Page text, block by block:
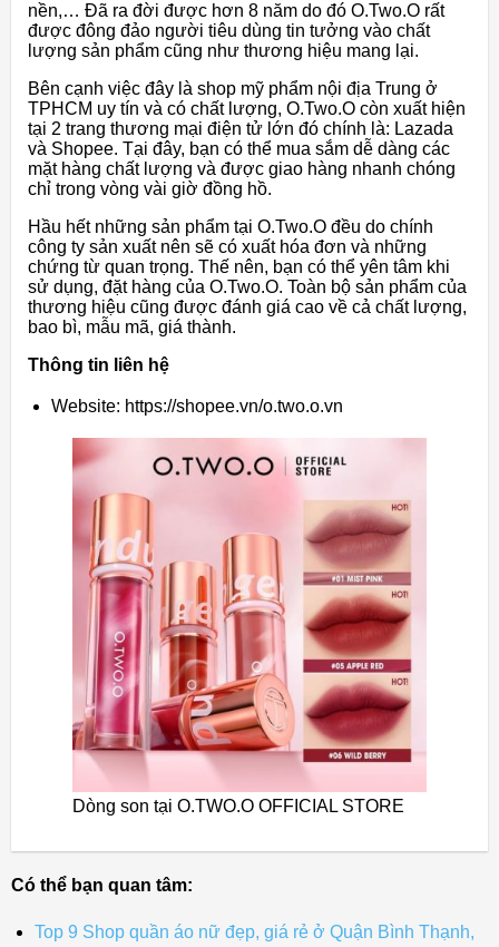
nền,… Đã ra đời được hơn 8 năm do đó O.Two.O rất
được đông đảo người tiêu dùng tin tưởng vào chất
lượng sản phẩm cũng như thương hiệu mang lại.
Bên cạnh việc đây là shop mỹ phẩm nội địa Trung ở
TPHCM uy tín và có chất lượng, O.Two.O còn xuất hiện
tại 2 trang thương mại điện tử lớn đó chính là: Lazada
và Shopee. Tại đây, bạn có thể mua sắm dễ dàng các
mặt hàng chất lượng và được giao hàng nhanh chóng
chỉ trong vòng vài giờ đồng hồ.
Hầu hết những sản phẩm tại O.Two.O đều do chính
công ty sản xuất nên sẽ có xuất hóa đơn và những
chứng từ quan trọng. Thế nên, bạn có thể yên tâm khi
sử dụng, đặt hàng của O.Two.O. Toàn bộ sản phẩm của
thương hiệu cũng được đánh giá cao về cả chất lượng,
bao bì, mẫu mã, giá thành.
Thông tin liên hệ
Website: https://shopee.vn/o.two.o.vn
Dòng son tại O.TWO.O OFFICIAL STORE
Có thể bạn quan tâm:
Top 9 Shop quần áo nữ đẹp, giá rẻ ở Quận Bình Thạnh,